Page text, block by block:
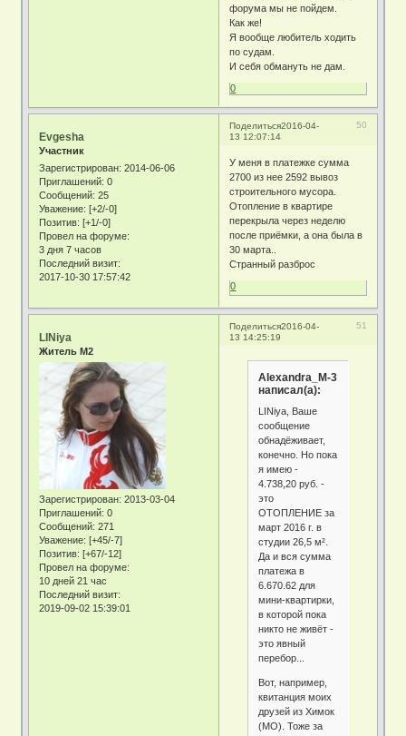
форума мы не пойдем.
Как же!
Я вообще любитель ходить
по судам.
И себя обмануть не дам.
0
Поделиться 50
2016-04-
13 12:07:14
Evgesha
Участник
Зарегистрирован: 2014-06-06
Приглашений: 0
Сообщений: 25
Уважение: [+2/-0]
Позитив: [+1/-0]
Провел на форуме:
3 дня 7 часов
Последний визит:
2017-10-30 17:57:42
У меня в платежке сумма
2700 из нее 2592 вывоз
строительного мусора.
Отопление в квартире
перекрыла через неделю
после приёмки, а она была в
30 марта..
Странный разброс
0
Поделиться 51
2016-04-
13 14:25:19
LINiya
Житель М2
Зарегистрирован: 2013-03-04
Приглашений: 0
Сообщений: 271
Уважение: [+45/-7]
Позитив: [+67/-12]
Провел на форуме:
10 дней 21 час
Последний визит:
2019-09-02 15:39:01
Alexandra_M-3
написал(а):
LINiya, Ваше
сообщение
обнадёживает,
конечно. Но пока
я имею -
4.738,20 руб. -
это
ОТОПЛЕНИЕ за
март 2016 г. в
студии 26,5 м².
Да и вся сумма
платежа в
6.670.62 для
мини-квартирки,
в которой пока
никто не живёт -
это явный
перебор...
Вот, например,
квитанция моих
друзей из Химок
(МО). Тоже за